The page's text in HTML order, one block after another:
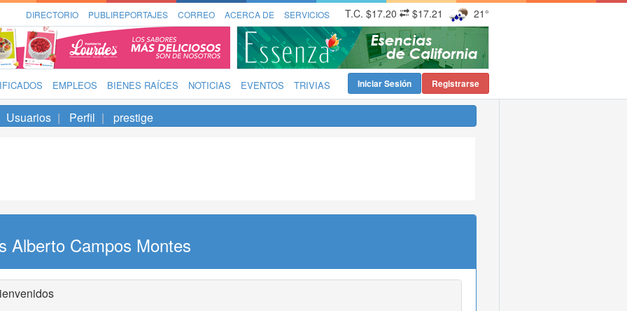
DIRECTORIO PUBLIREPORTAJES CORREO ACERCA DE SERVICIOS T.C. $17.20 $17.21 21°
EMPLEOS BIENES RAÍCES NOTICIAS EVENTOS TRIVIAS Registrarse
Iniciar Sesión
Usuarios Perfil prestige
Alberto Campos Montes